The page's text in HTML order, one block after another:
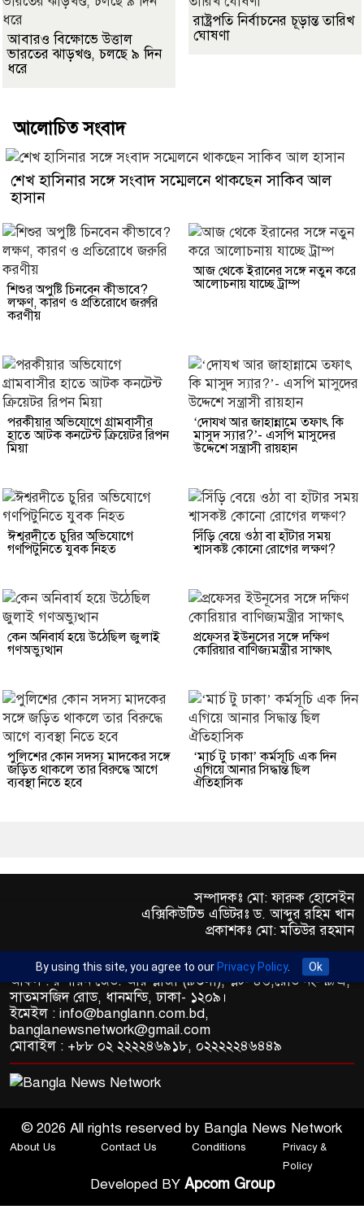
আবারও বিক্ষোভে উত্তাল
ভারতের ঝাড়খণ্ড, চলছে ৯ দিন
ধরে
রাষ্ট্রপতি নির্বাচনের চূড়ান্ত তারিখ
ঘোষণা
আলোচিত সংবাদ
শেখ হাসিনার সঙ্গে সংবাদ সম্মেলনে থাকছেন সাকিব আল
হাসান
শিশুর অপুষ্টি চিনবেন কীভাবে?
লক্ষণ, কারণ ও প্রতিরোধে জরুরি
করণীয়
আজ থেকে ইরানের সঙ্গে নতুন করে
আলোচনায় যাচ্ছে ট্রাম্প
পরকীয়ার অভিযোগে গ্রামবাসীর
হাতে আটক কনটেন্ট ক্রিয়েটর রিপন
মিয়া
‘দোযখ আর জাহান্নামে তফাৎ কি
মাসুদ স্যার?’- এসপি মাসুদের
উদ্দেশে সন্ত্রাসী রায়হান
ঈশ্বরদীতে চুরির অভিযোগে
গণপিটুনিতে যুবক নিহত
সিঁড়ি বেয়ে ওঠা বা হাঁটার সময়
শ্বাসকষ্ট কোনো রোগের লক্ষণ?
কেন অনিবার্য হয়ে উঠেছিল জুলাই
গণঅভ্যুত্থান
প্রফেসর ইউনূসের সঙ্গে দক্ষিণ
কোরিয়ার বাণিজ্যমন্ত্রীর সাক্ষাৎ
পুলিশের কোন সদস্য মাদকের সঙ্গে
জড়িত থাকলে তার বিরুদ্ধে আগে
ব্যবস্থা নিতে হবে
‘মার্চ টু ঢাকা’ কর্মসূচি এক দিন
এগিয়ে আনার সিদ্ধান্ত ছিল
ঐতিহাসিক
সম্পাদকঃ মো: ফারুক হোসেইন
এক্সিকিউটিভ এডিটরঃ ড. আব্দুর রহিম খান
প্রকাশকঃ মো: মতিউর রহমান
অফিস : রুপায়ন জেড. আর প্লাজা (৯তলা), প্লট- ৪৬,রোড নং- ৯/এ,
সাতমসজিদ রোড, ধানমন্ডি, ঢাকা- ১২০৯।
ইমেইল : info@banglann.com.bd,
banglanewsnetwork@gmail.com
মোবাইল : +৮৮ ০২ ২২২২৪৬৯১৮, ০২২২২২৪৬৪৪৯
© 2026 All rights reserved by Bangla News Network
About Us Contact Us Conditions
Privacy &
Policy
Developed BY Apcom Group
By using this site, you agree to our Privacy Policy. Ok